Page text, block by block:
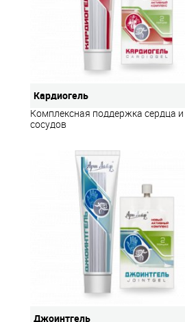
Кардиогель
Комплексная поддержка сердца и
сосудов
Джоинтгель